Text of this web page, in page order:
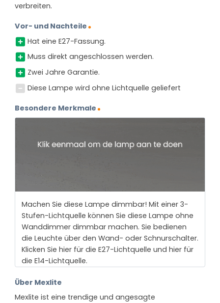
verbreiten.
Vor- und Nachteile
Hat eine E27-Fassung.
Muss direkt angeschlossen werden.
Zwei Jahre Garantie.
Diese Lampe wird ohne Lichtquelle geliefert
Besondere Merkmale
Machen Sie diese Lampe dimmbar! Mit einer 3-
Stufen-Lichtquelle können Sie diese Lampe ohne
Wanddimmer dimmbar machen. Sie bedienen
die Leuchte über den Wand- oder Schnurschalter.
Klicken Sie hier für die E27-Lichtquelle und hier für
die E14-Lichtquelle.
Über Mexlite
Mexlite ist eine trendige und angesagte